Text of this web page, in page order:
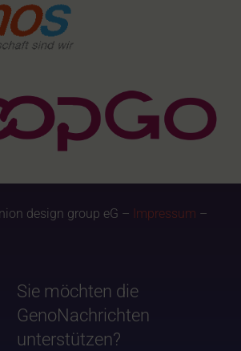
design group eG – Impressum –
Sie möchten die
GenoNachrichten
unterstützen?